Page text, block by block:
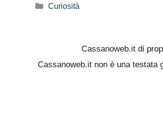
Categorie
Curiosità
Cassanoweb.it di
Cassanoweb.it non è una testata